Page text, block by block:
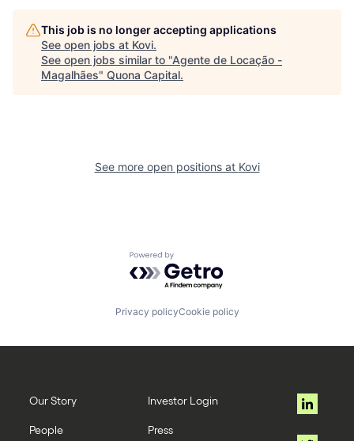
This job is no longer accepting applications
See open jobs at Kovi.
See open jobs similar to "Agente de Locação -
Magalhães" Quona Capital.
See more open positions at Kovi
Powered by Getro.com
Privacy policyCookie policy
Our Story
People
Investor Login
Press